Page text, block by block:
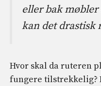
eller bak møbler
kan det drastisk
Hvor skal da ruteren
fungere tilstrekkelig?